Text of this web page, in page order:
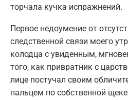
торчала кучка испражнений.
Первое недоумение от
следственной связи моего
колодца с увиденным,
того, как привратник с
лице постучал своим
пальцем по собственной